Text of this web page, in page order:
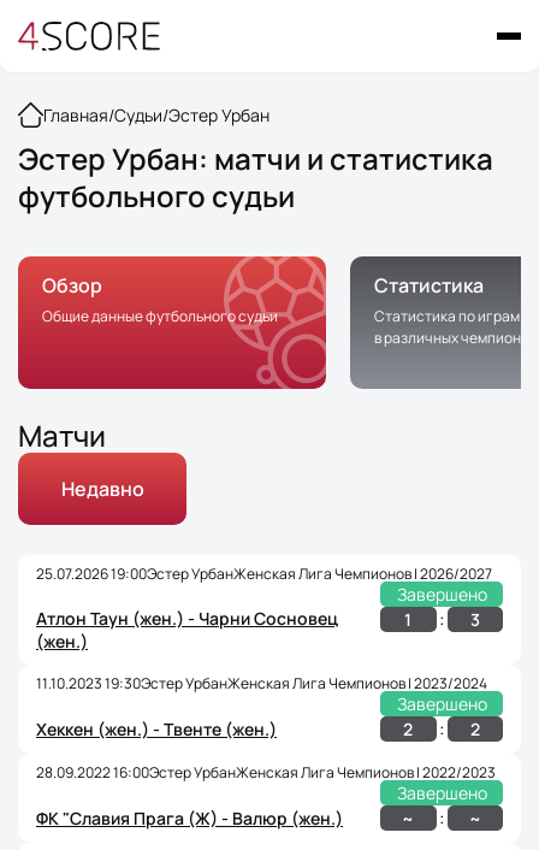
Главная/Судьи/Эстер Урбан
Эстер Урбан: матчи и статистика
футбольного судьи
Обзор
Общие данные футбольного судьи
Статистика
Статистика по играм с
в различных
Матчи
Недавно
25.07.2026 19:00Эстер УрбанЖенская Лига Чемпионов | 2026/2027
Завершено
Атлон Таун (жен.) - Чарни Сосновец
(жен.)
1 : 3
11.10.2023 19:30Эстер УрбанЖенская Лига Чемпионов | 2023/2024
Завершено
Хеккен (жен.) - Твенте (жен.)
2 : 2
28.09.2022 16:00Эстер УрбанЖенская Лига Чемпионов | 2022/2023
Завершено
ФК "Славия Прага (Ж) - Валюр (жен.)
~ : ~